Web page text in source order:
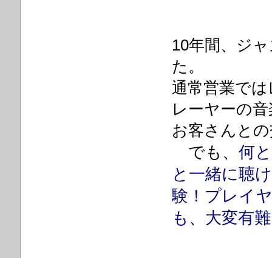
10年間、ジ
た。
通常営業で
レーヤーの
お客さんと
でも、 何
と一緒に聴
験！プレイ
も、大変有